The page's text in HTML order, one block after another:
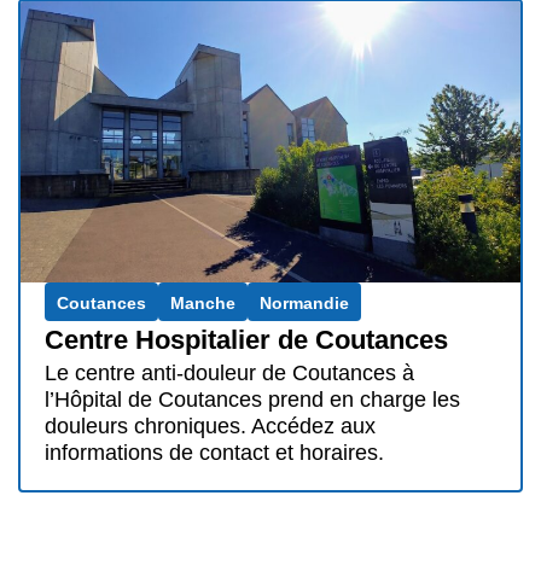
Coutances Manche Normandie
Centre Hospitalier de Coutances
Le centre anti-douleur de Coutances à
l’Hôpital de Coutances prend en charge les
douleurs chroniques. Accédez aux
informations de contact et horaires.